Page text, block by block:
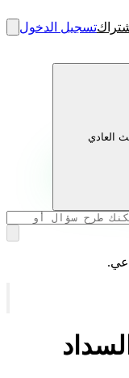
تسجيل الدخول
العادي